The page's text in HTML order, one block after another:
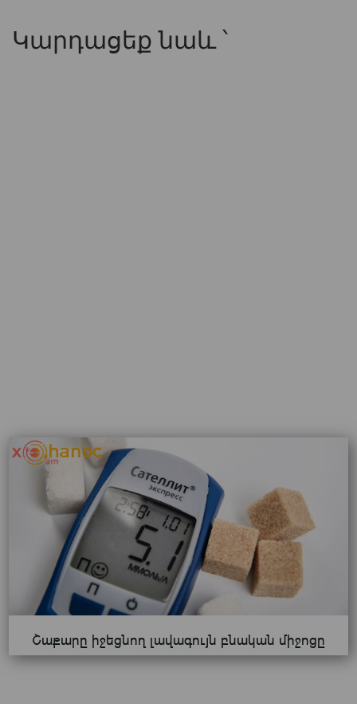
Կարդացեք նաև ՝
Շաքարը իջեցնող լավագույն բնական միջոցը